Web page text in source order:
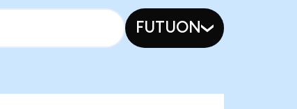
FUTUON